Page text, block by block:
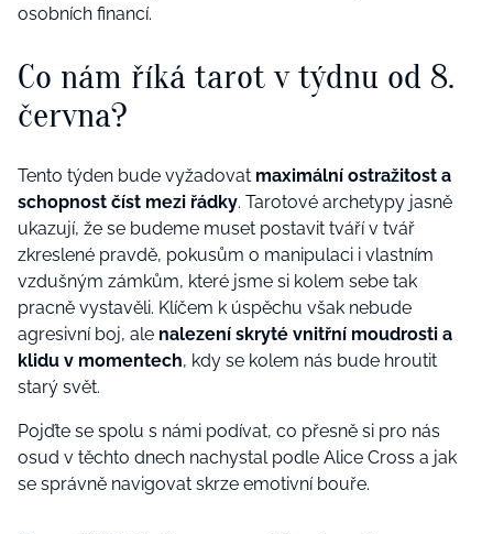
osobních financí.
Co nám říká tarot v týdnu od 8.
června?
Tento týden bude vyžadovat maximální ostražitost a
schopnost číst mezi řádky. Tarotové archetypy jasně
ukazují, že se budeme muset postavit tváří v tvář
zkreslené pravdě, pokusům o manipulaci i vlastním
vzdušným zámkům, které jsme si kolem sebe tak
pracně vystavěli. Klíčem k úspěchu však nebude
agresivní boj, ale nalezení skryté vnitřní moudrosti a
klidu v momentech, kdy se kolem nás bude hroutit
starý svět.
Pojďte se spolu s námi podívat, co přesně si pro nás
osud v těchto dnech nachystal podle Alice Cross a jak
se správně navigovat skrze emotivní bouře.